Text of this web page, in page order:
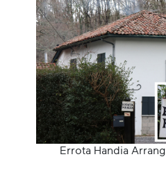
Errota Handia